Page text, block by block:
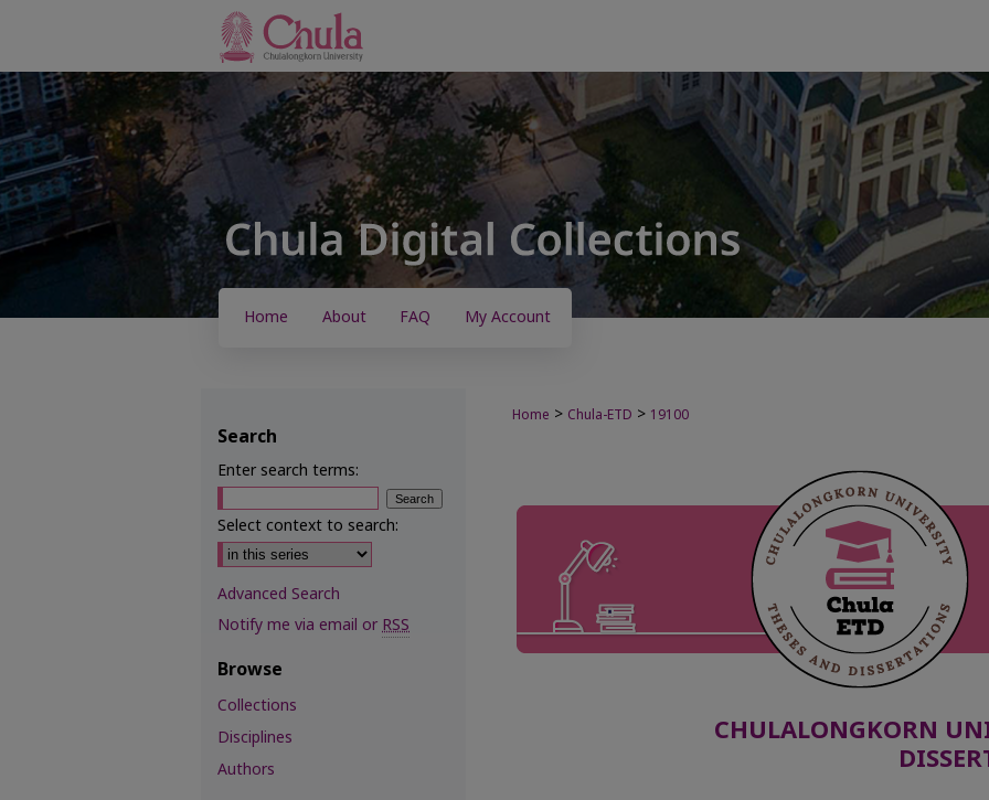
Home About FAQ My Account
Home > Chula-ETD > 19100
CHULALONGKORN
Search
Enter search terms:
Select context to search:
Advanced Search
Notify me via email orRSS
Browse
Collections
Disciplines
Authors